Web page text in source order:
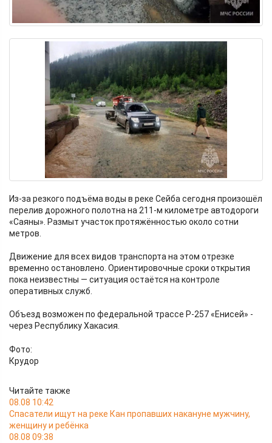
Из-за резкого подъёма воды в реке Сейба сегодня произошёл
перелив дорожного полотна на 211-м километре автодороги
«Саяны». Размыт участок протяжённостью около сотни
метров.
Движение для всех видов транспорта на этом отрезке
временно остановлено. Ориентировочные сроки открытия
пока неизвестны — ситуация остаётся на контроле
оперативных служб.
Объезд возможен по федеральной трассе Р-257 «Енисей» -
через Республику Хакасия.
Фото:
Крудор
Читайте также
08.08 10:42
Спасатели ищут на реке Кан пропавших накануне мужчину,
женщину и ребёнка
08.08 09:38